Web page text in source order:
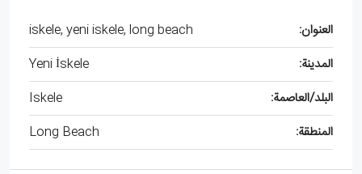
العنوان:
iskele, yeni iskele, long beach
المدينة:
Yeni İskele
البلد/العاصمة:
Iskele
المنطقة:
Long Beach